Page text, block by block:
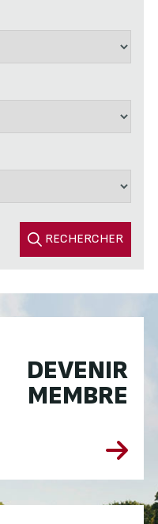
RECHERCHER
DEVENIR
MEMBRE